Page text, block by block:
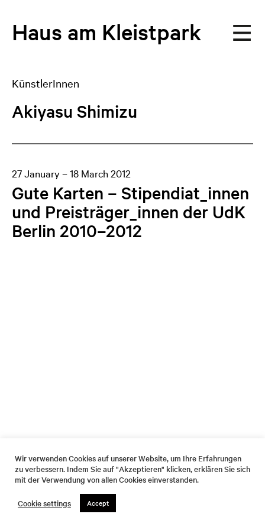
Haus am Kleistpark
KünstlerInnen
Akiyasu Shimizu
27 January – 18 March 2012
Gute Karten – Stipendiat_innen
und Preisträger_innen der UdK
Berlin 2010–2012
Wir verwenden Cookies auf unserer Website, um Ihre Erfahrungen
zu verbessern. Indem Sie auf "Akzeptieren" klicken, erklären Sie sich
mit der Verwendung von allen Cookies einverstanden.
Cookie settings Accept